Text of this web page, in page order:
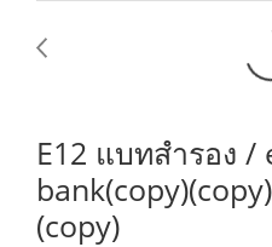
E12 แบทสำรอง /
(copy)